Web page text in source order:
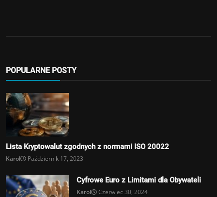
POPULARNE POSTY
Lista Kryptowalut zgodnych z normami ISO 20022
Karol Październik 17, 2023
Cyfrowe Euro z Limitami dla Obywateli
Karol Czerwiec 30, 2024